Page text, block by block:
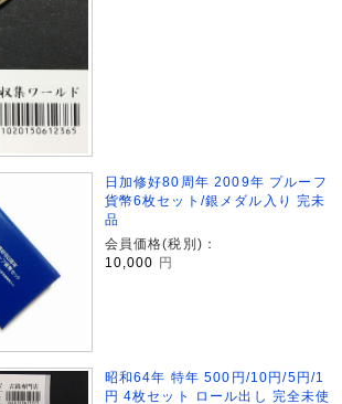
日加修好80周年 2009年 プルーフ
貨幣6枚セット/銀メダル入り 完未
品
会員価格(税別)：
10,000
円
昭和64年 特年 500円/10円/5円/1
円 4枚セット ロール出し 完全未使